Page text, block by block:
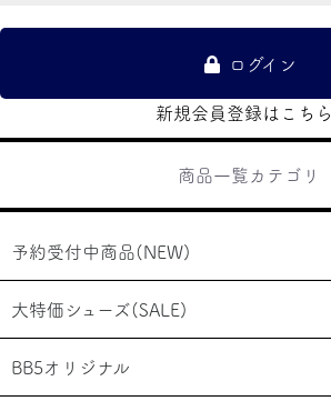
ログイン
新規会員登録はこちら
商品一覧カテゴリ
予約受付中商品(NEW)
大特価シューズ(SALE)
BB5オリジナル